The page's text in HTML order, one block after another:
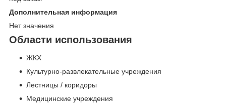
Дополнительная информация
Нет значения
Области использования
ЖКХ
Культурно-развлекательные учреждения
Лестницы / коридоры
Медицинские учреждения